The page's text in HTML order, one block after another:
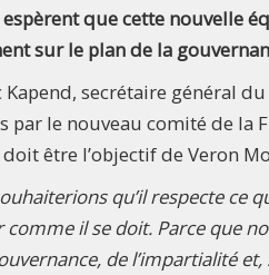
que cette nouvelle
sur le plan de la
Kapend, secrétaire général
par le nouveau comité de la
être l’objectif de Veron
qu’il respecte ce
il se doit. Parce que
de l’impartialité